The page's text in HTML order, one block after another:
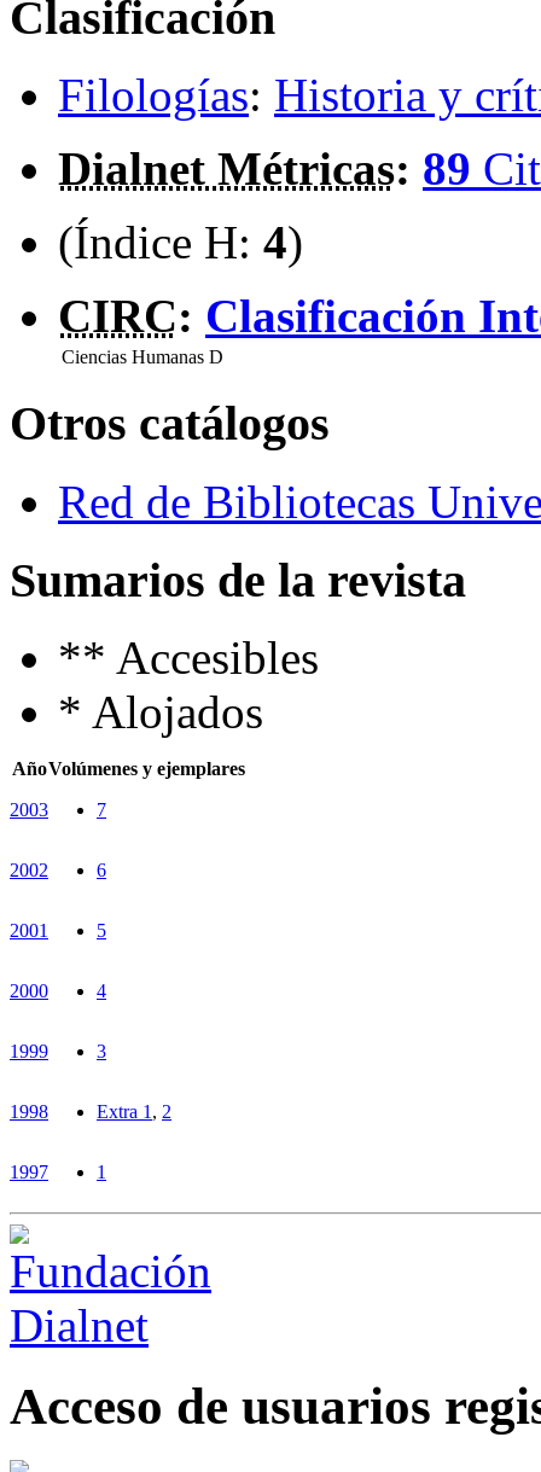
Clasificación
Filologías: Historia y
Dialnet Métricas: 89
(Índice H: 4)
CIRC: Clasificación
Ciencias Humanas D
Otros catálogos
Red de Bibliotecas
Sumarios de la revista
** Accesibles
* Alojados
AñoVolúmenes y ejemplares
2003
7
2002 6
2001 5
2000 4
1999 3
1998 Extra 1 , 2
1997 1
Acceso de usuarios